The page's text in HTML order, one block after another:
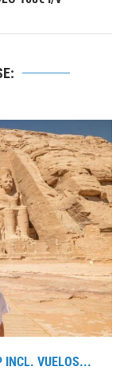
INCL. VUELOS...